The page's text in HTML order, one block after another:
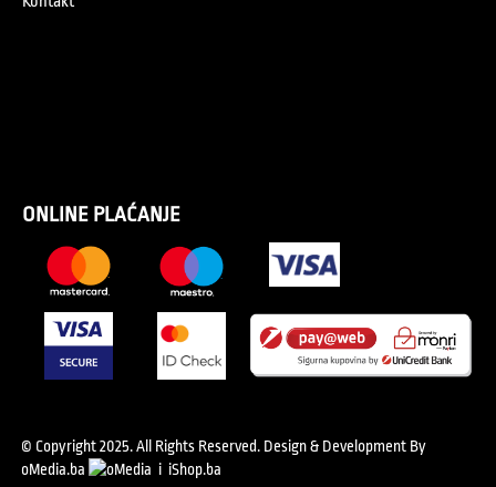
ONLINE PLAĆANJE
© Copyright 2025. All Rights Reserved. Design & Development By
oMedia.ba
i iShop.ba